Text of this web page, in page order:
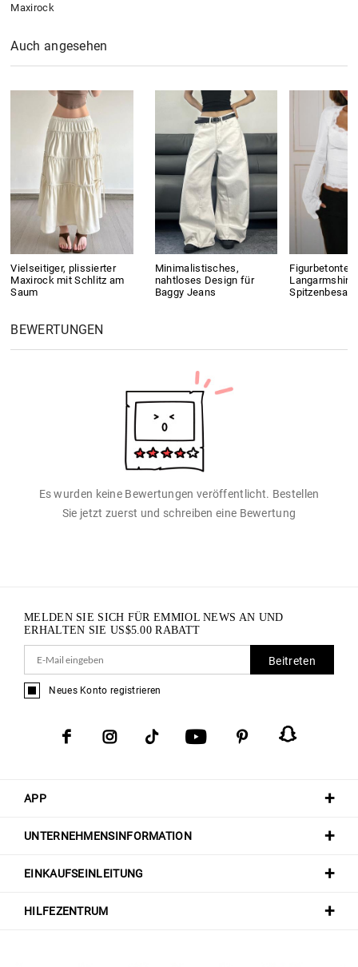
Maxirock
Auch angesehen
Vielseitiger, plissierter
Maxirock mit Schlitz am
Saum
Minimalistisches,
nahtloses Design für
Baggy Jeans
Figurbetontes
Langarmshirt
Spitzenbesatz
BEWERTUNGEN
Es wurden keine Bewertungen veröffentlicht. Bestellen
Sie jetzt zuerst und schreiben eine Bewertung
APP
UNTERNEHMENSINFORMATION
EINKAUFSEINLEITUNG
HILFEZENTRUM
MELDEN SIE SICH FÜR EMMIOL NEWS AN UND
ERHALTEN SIE US$5.00 RABATT
Beitreten
Neues Konto registrieren